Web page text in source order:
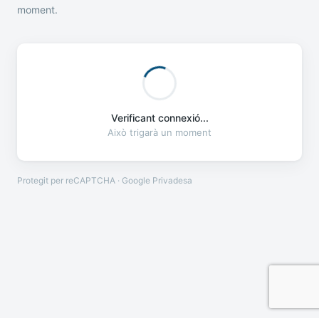
moment.
Verificant connexió...
Això trigarà un moment
Protegit per reCAPTCHA · Google Privadesa